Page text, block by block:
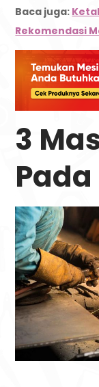
Baca juga:
Rekomendasi
3